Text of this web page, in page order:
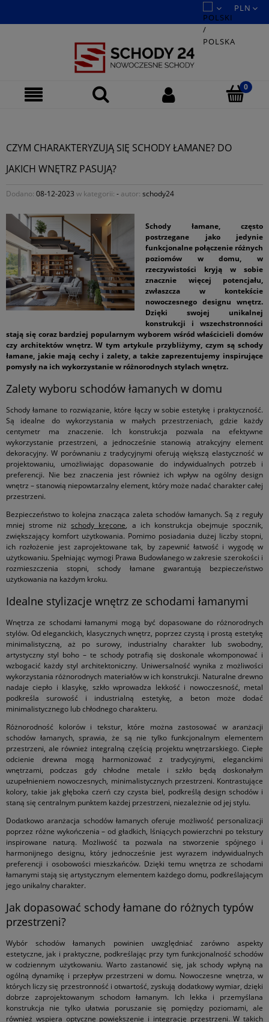
CZYM CHARAKTERYZUJĄ SIĘ SCHODY ŁAMANE? DO
JAKICH WNĘTRZ PASUJĄ?
Dodano: 08-12-2023 w kategorii: - autor: schody24
Schody łamane, często
postrzegane jako jedynie
funkcjonalne połączenie różnych
poziomów w domu, w
rzeczywistości kryją w sobie
znacznie więcej potencjału,
zwłaszcza w kontekście
nowoczesnego designu wnętrz.
Dzięki swojej unikalnej
konstrukcji i wszechstronności
stają się coraz bardziej popularnym wyborem wśród właścicieli domów
czy architektów wnętrz. W tym artykule przybliżymy, czym są schody
łamane, jakie mają cechy i zalety, a także zaprezentujemy inspirujące
pomysły na ich wykorzystanie w różnorodnych stylach wnętrz.
Zalety wyboru schodów łamanych w domu
Schody łamane to rozwiązanie, które łączy w sobie estetykę i praktyczność.
Są idealne do wykorzystania w małych przestrzeniach, gdzie każdy
centymetr ma znaczenie. Ich konstrukcja pozwala na efektywne
wykorzystanie przestrzeni, a jednocześnie stanowią atrakcyjny element
dekoracyjny. W porównaniu z tradycyjnymi oferują większą elastyczność w
projektowaniu, umożliwiając dopasowanie do indywidualnych potrzeb i
preferencji. Nie bez znaczenia jest również ich wpływ na ogólny design
wnętrz – stanowią niepowtarzalny element, który może nadać charakter całej
przestrzeni.
Bezpieczeństwo to kolejna znacząca zaleta schodów łamanych. Są z reguły
mniej strome niżschody kręcone, a ich konstrukcja obejmuje spocznik,
zwiększający komfort użytkowania. Pomimo posiadania dużej liczby stopni,
ich rozłożenie jest zaprojektowane tak, by zapewnić łatwość i wygodę w
użytkowaniu. Spełniając wymogi Prawa Budowlanego w zakresie szerokości i
rozmieszczenia stopni, schody łamane gwarantują bezpieczeństwo
użytkowania na każdym kroku.
Idealne stylizacje wnętrz ze schodami łamanymi
Wnętrza ze schodami łamanymi mogą być dopasowane do różnorodnych
stylów. Od eleganckich, klasycznych wnętrz, poprzez czystą i prostą estetykę
minimalistyczną, aż po surowy, industrialny charakter lub swobodny,
artystyczny styl boho – te schody potrafią się doskonale wkomponować i
wzbogacić każdy styl architektoniczny. Uniwersalność wynika z możliwości
wykorzystania różnorodnych materiałów w ich konstrukcji. Naturalne drewno
nadaje ciepło i klasykę, szkło wprowadza lekkość i nowoczesność, metal
podkreśla surowość i industrialną estetykę, a beton może dodać
minimalistycznego lub chłodnego charakteru.
Różnorodność kolorów i tekstur, które można zastosować w aranżacji
schodów łamanych, sprawia, że są nie tylko funkcjonalnym elementem
przestrzeni, ale również integralną częścią projektu wnętrzarskiego. Ciepłe
odcienie drewna mogą harmonizować z tradycyjnymi, eleganckimi
wnętrzami, podczas gdy chłodne metale i szkło będą doskonałym
uzupełnieniem nowoczesnych, minimalistycznych przestrzeni. Kontrastujące
kolory, takie jak głęboka czerń czy czysta biel, podkreślą design schodów i
staną się centralnym punktem każdej przestrzeni, niezależnie od jej stylu.
Dodatkowo aranżacja schodów łamanych oferuje możliwość personalizacji
poprzez różne wykończenia – od gładkich, lśniących powierzchni po tekstury
inspirowane naturą. Możliwość ta pozwala na stworzenie spójnego i
harmonijnego designu, który jednocześnie jest wyrazem indywidualnych
preferencji i osobowości mieszkańców. Dzięki temu wnętrza ze schodami
łamanymi stają się artystycznym elementem każdego domu, podkreślającym
jego unikalny charakter.
Jak dopasować schody łamane do różnych typów
przestrzeni?
Wybór schodów łamanych powinien uwzględniać zarówno aspekty
estetyczne, jak i praktyczne, podkreślając przy tym funkcjonalność schodów
w codziennym użytkowaniu. Warto zastanowić się, jak schody wpłyną na
ogólną dynamikę i przepływ przestrzeni w domu. Nowoczesne wnętrza, w
których liczy się przestronność i otwartość, zyskują dodatkowy wymiar, dzięki
dobrze zaprojektowanym schodom łamanym. Ich lekka i przemyślana
konstrukcja nie tylko ułatwia poruszanie się pomiędzy poziomami, ale
również wspiera optyczne powiększenie i integrację przestrzeni. W takich